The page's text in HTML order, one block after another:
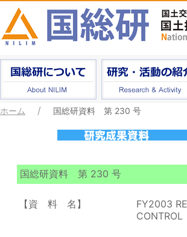
ホーム 国総研資料 第 230 号
国総研資料 第 230 号
【資 料 名】
FY2003
CONTROL